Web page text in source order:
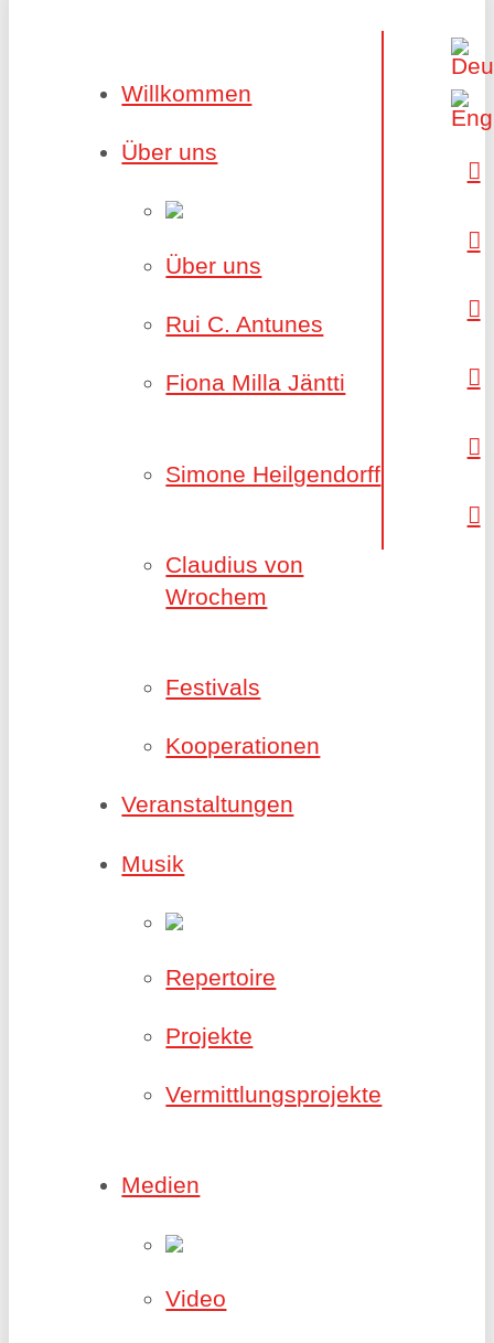
Willkommen
Über uns
Über uns
Rui C. Antunes
Fiona Milla Jäntti
Simone Heilgendorff
Claudius von
Wrochem
Festivals
Kooperationen
Veranstaltungen
Musik
Repertoire
Projekte
Vermittlungsprojekte
Medien
Video